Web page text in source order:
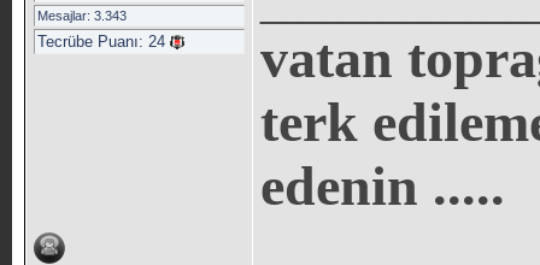
Mesajlar: 3.343
Tecrübe Puanı: 24
vatan
terk
edenin .....